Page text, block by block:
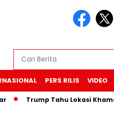
PERS RILIS VIDEO
Trump Tahu Lokasi